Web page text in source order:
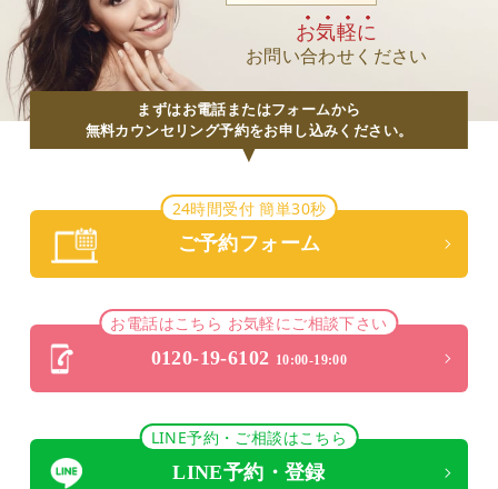
お気軽に
お問い合わせください
まずはお電話またはフォームから
無料カウンセリング予約をお申し込みください。
24時間受付 簡単30秒
ご予約フォーム
お電話はこちら お気軽にご相談下さい
0120-19-6102 10:00-19:00
LINE予約・ご相談はこちら
LINE予約・登録